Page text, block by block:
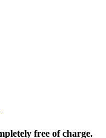
free of charge.